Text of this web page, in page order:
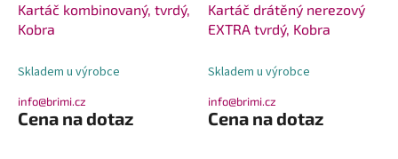
Kartáč kombinovaný, tvrdý,
Kobra
Skladem u výrobce
info@brimi.cz
Cena na dotaz
Kartáč drátěný nerezový
EXTRA tvrdý, Kobra
Skladem u výrobce
info@brimi.cz
Cena na dotaz